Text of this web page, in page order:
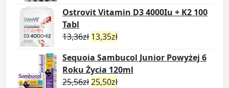
Ostrovit Vitamin D3 4000Iu + K2 100
Tabl
13,36zł 13,35zł
Sequoia Sambucol Junior Powyżej 6
Roku Życia 120ml
25,56zł25,50zł